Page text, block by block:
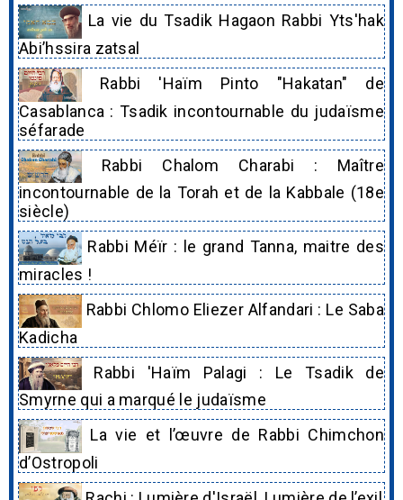
La vie du Tsadik Hagaon Rabbi Yts'hak
Abi’hssira zatsal
Rabbi 'Haïm Pinto "Hakatan" de
Casablanca : Tsadik incontournable du judaïsme
séfarade
Rabbi Chalom Charabi : Maître
incontournable de la Torah et de la Kabbale (18e
siècle)
Rabbi Méïr : le grand Tanna, maitre des
miracles !
Rabbi Chlomo Eliezer Alfandari : Le Saba
Kadicha
Rabbi 'Haïm Palagi : Le Tsadik de
Smyrne qui a marqué le judaïsme
La vie et l’œuvre de Rabbi Chimchon
d’Ostropoli